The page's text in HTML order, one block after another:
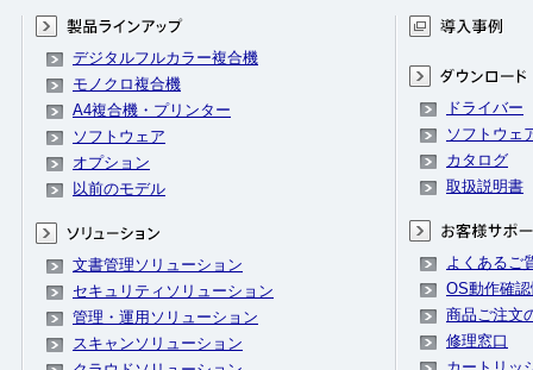
デジタルフルカラー複合機
モノクロ複合機
A4複合機・プリンター
ソフトウェア
オプション
以前のモデル
文書管理ソリューション
セキュリティソリューション
管理・運用ソリューション
スキャンソリューション
ドライバー
ソフトウェ
カタログ
取扱説明書
よくあるご
OS動作確
商品ご注文
修理窓口